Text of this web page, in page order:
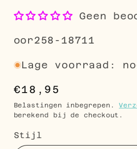
Geen
SKU:
oor258-18711
Lage voorraad:
Normale
prijs
€18,95
Belastingen inbegrepen.
berekend bij de checkout.
Stijl